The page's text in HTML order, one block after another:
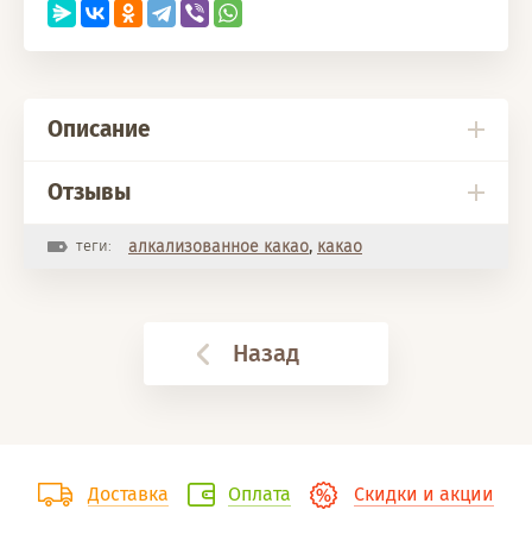
Описание
Отзывы
теги: алкализованное какао, какао
Назад
Доставка Оплата Скидки и акции